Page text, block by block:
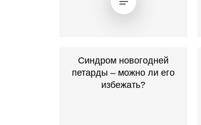
Синдром новогодней
петарды – можно ли его
избежать?